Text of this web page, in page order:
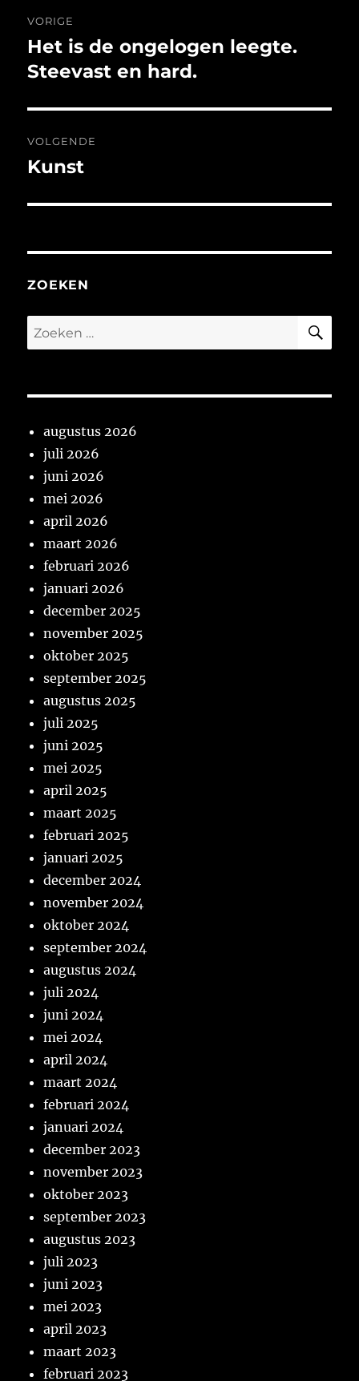
navigatie
VORIGE
Vorig
bericht:
Het is de ongelogen leegte.
Steevast en hard.
VOLGENDE
Volgend
Kunst
ZOEKEN
Zoeken
naar:
augustus 2026
juli 2026
juni 2026
mei 2026
april 2026
maart 2026
februari 2026
januari 2026
december 2025
november 2025
oktober 2025
september 2025
augustus 2025
juli 2025
juni 2025
mei 2025
april 2025
maart 2025
februari 2025
januari 2025
december 2024
november 2024
oktober 2024
september 2024
augustus 2024
juli 2024
juni 2024
mei 2024
april 2024
maart 2024
februari 2024
januari 2024
december 2023
november 2023
oktober 2023
september 2023
augustus 2023
juli 2023
juni 2023
mei 2023
april 2023
maart 2023
februari 2023